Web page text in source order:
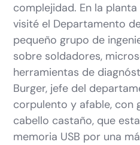
complejidad. En la
visité el Departamento
pequeño grupo de
sobre soldadores,
herramientas de
Burger, jefe del
corpulento y afable, con
cabello castaño, que
memoria USB por una